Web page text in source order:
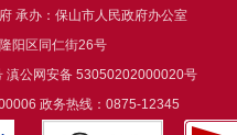
承办：保山市人民政府办公室
阳区同仁街26号
滇公网安备 53050202000020号
政务热线：0875-12345